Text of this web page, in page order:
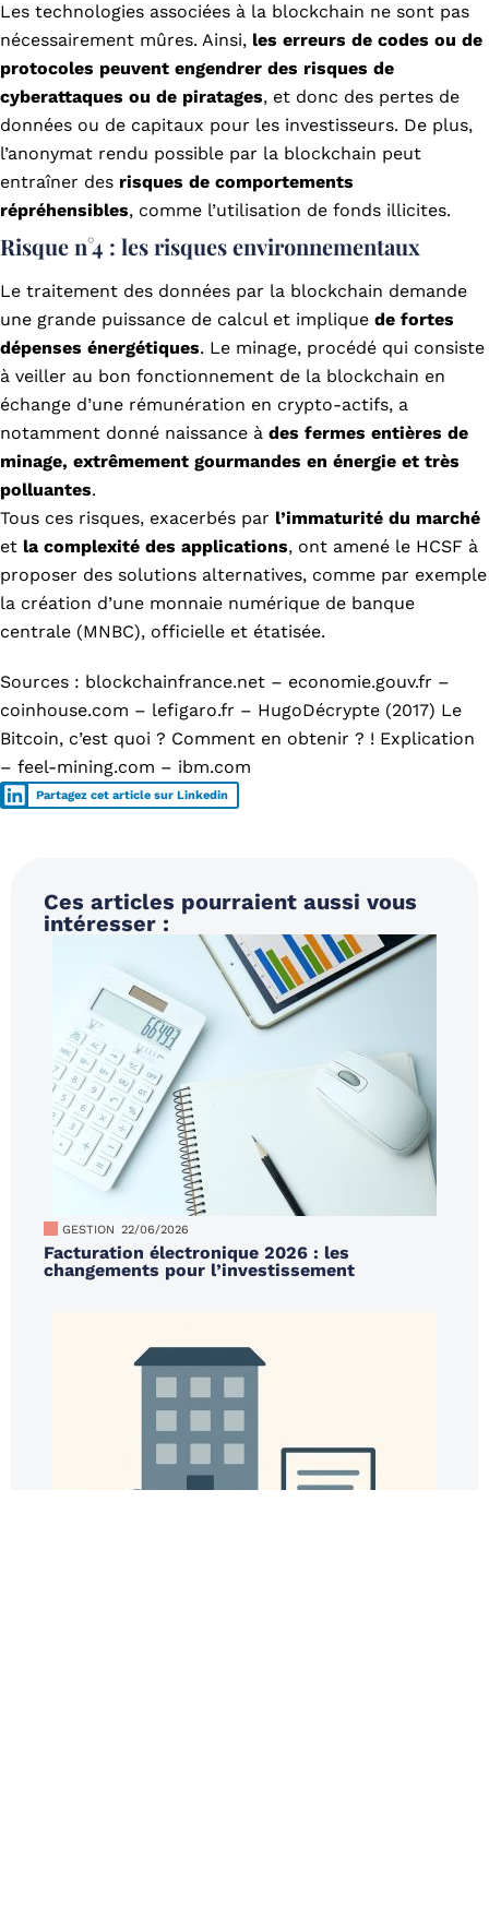
Les technologies associées à la blockchain ne sont pas
nécessairement mûres. Ainsi, les erreurs de codes ou de
protocoles peuvent engendrer des risques de
cyberattaques ou de piratages, et donc des pertes de
données ou de capitaux pour les investisseurs. De plus,
l’anonymat rendu possible par la blockchain peut
entraîner des risques de comportements
répréhensibles, comme l’utilisation de fonds illicites.
Risque n°4 : les risques environnementaux
Le traitement des données par la blockchain demande
une grande puissance de calcul et implique de fortes
dépenses énergétiques. Le minage, procédé qui consiste
à veiller au bon fonctionnement de la blockchain en
échange d’une rémunération en crypto-actifs, a
notamment donné naissance à des fermes entières de
minage, extrêmement gourmandes en énergie et très
polluantes.
Tous ces risques, exacerbés par l’immaturité du marché
et la complexité des applications, ont amené le HCSF à
proposer des solutions alternatives, comme par exemple
la création d’une monnaie numérique de banque
centrale (MNBC), officielle et étatisée.
Sources : blockchainfrance.net – economie.gouv.fr –
coinhouse.com – lefigaro.fr – HugoDécrypte (2017) Le
Bitcoin, c’est quoi ? Comment en obtenir ? ! Explication
– feel-mining.com – ibm.com
Partagez cet article sur Linkedin
Ces articles pourraient aussi vous
intéresser :
GESTION 22/06/2026
Facturation électronique 2026 : les
changements pour l’investissement